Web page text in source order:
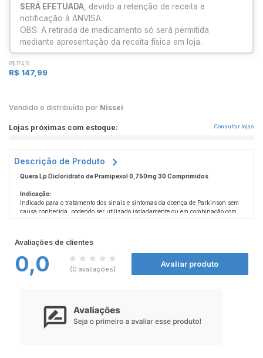
SERÁ EFETUADA , devido a retenção de receita e
notificação à ANVISA.
OBS: A retirada de medicamento só será permitida
mediante apresentação da receita física em loja.
R$ 174,10
R$ 147,99
Vendido e distribuído por Nissei
Lojas próximas com estoque: Consultar lojas
Descrição de Produto
Quera Lp Dicloridrato de Pramipexol 0,750mg 30 Comprimidos
Indicação:
Indicado para o tratamento dos sinais e sintomas da doença de Parkinson sem
causa conhecida, podendo ser utilizado isoladamente ou em combinação com
levodopa. Sua formulação de liberação prolongada permite um efeito contínuo
Parkinson e ajuda a proteger os neurônios dos efeitos nocivos da levodopa,
contribuindo para uma melhora na qualidade de vida do paciente.
Contraindicação:
Não deve ser utilizado por pacientes com alergia ao pramipexol ou a qualquer
MÉDICO DEVERÁ SER CONSULTADO. SEU USO PODE TRAZER RISCOS.
PROCURE O MÉDICO E O FARMACÊUTICO. LEIA A BULA.
Avaliações de clientes
0,0 (0 avaliações)
Avaliar produto